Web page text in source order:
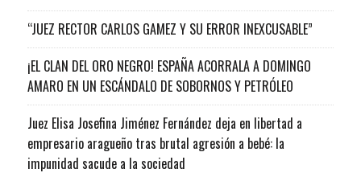
“JUEZ RECTOR CARLOS GAMEZ Y SU ERROR INEXCUSABLE”
¡EL CLAN DEL ORO NEGRO! ESPAÑA ACORRALA A DOMINGO
AMARO EN UN ESCÁNDALO DE SOBORNOS Y PETRÓLEO
Juez Elisa Josefina Jiménez Fernández deja en libertad a
empresario aragueño tras brutal agresión a bebé: la
impunidad sacude a la sociedad